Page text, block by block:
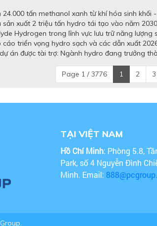
tấn methanol xanh từ khí hóa sinh khối
sản xuất 2 triệu tấn hydro tái tạo vào năm
Hydrogen trong lĩnh vực lưu trữ năng lượng
triển vọng hydro sạch và các dẫn xuất
án được tài trợ: Ngành hydro đang trưởng
Page 1 / 3776 1 2 3
TẠI VIỆT NAM
Hồ Chí Minh: Phòng 5.8,
Park, số 4 Nguyễn Đình
Minh. Email: